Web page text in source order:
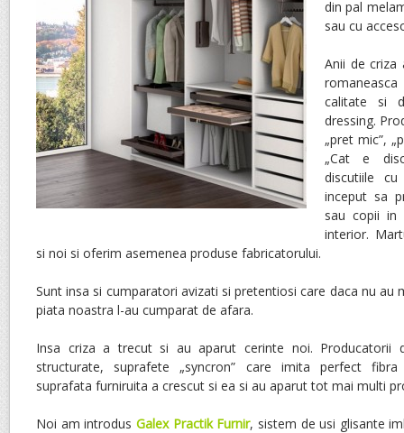
din pal
sau cu
Anii de criza
calitate si
dressing.
„pret mic”,
„Cat e
discutiile
inceput sa
sau copii
interior.
si noi si oferim asemenea produse fabricatorului.
Sunt insa si cumparatori avizati si pretentiosi care daca nu au
piata noastra l-au cumparat de afara.
Insa criza a trecut si au aparut cerinte noi. Producatorii
structurate, suprafete „syncron” care imita perfect
suprafata furniruita a crescut si ea si au aparut tot mai multi
Noi am introdus Galex Practik Furnir, sistem de usi glisante